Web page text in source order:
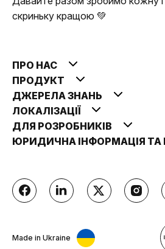
скриньку кращою 💚
ПРО НАС
ПРОДУКТ
ДЖЕРЕЛА ЗНАНЬ
ЛОКАЛІЗАЦІЇ
ДЛЯ РОЗРОБНИКІВ
ЮРИДИЧНА ІНФОРМАЦІЯ ТА
Made in Ukraine